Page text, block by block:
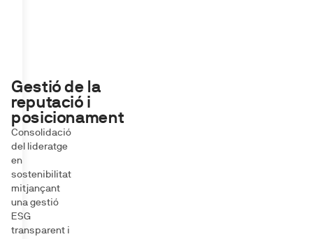
Gestió de la
reputació i
posicionament
Consolidació
del lideratge
en
sostenibilitat
mitjançant
una gestió
ESG
transparent i